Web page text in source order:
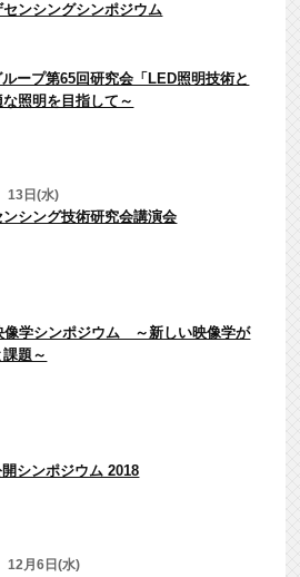
ンシングシンポジウム
ープ第65回研究会「LED照明技術と
照明を目指して～
13日(水)
シング技術研究会講演会
像学シンポジウム ～新しい映像学が
題～
シンポジウム 2018
12月6日(水)